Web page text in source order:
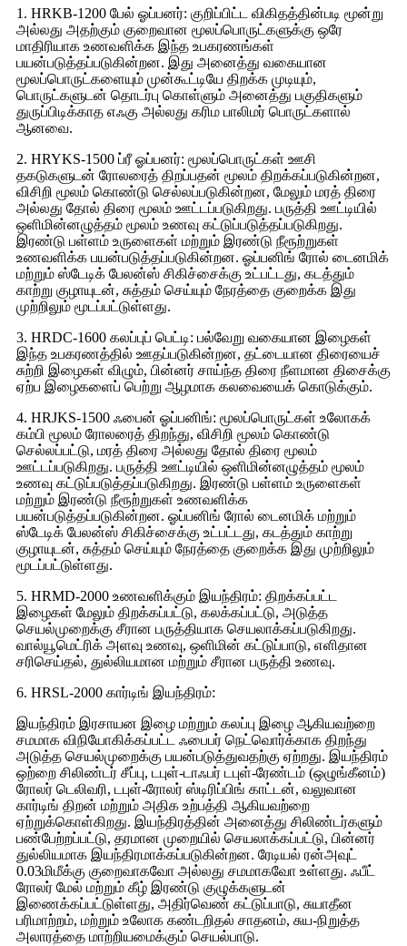
1. HRKB-1200 பேல் ஓப்பனர்: குறிப்பிட்ட விகிதத்தின்படி மூன்று
அல்லது அதற்கும் குறைவான மூலப்பொருட்களுக்கு ஒரே
மாதிரியாக உணவளிக்க இந்த உபகரணங்கள்
பயன்படுத்தப்படுகின்றன. இது அனைத்து வகையான
மூலப்பொருட்களையும் முன்கூட்டியே திறக்க முடியும்,
பொருட்களுடன் தொடர்பு கொள்ளும் அனைத்து பகுதிகளும்
துருப்பிடிக்காத எஃகு அல்லது கரிம பாலிமர் பொருட்களால்
ஆனவை.
2. HRYKS-1500 ப்ரீ ஓப்பனர்: மூலப்பொருட்கள் ஊசி
தகடுகளுடன் ரோலரைத் திறப்பதன் மூலம் திறக்கப்படுகின்றன,
விசிறி மூலம் கொண்டு செல்லப்படுகின்றன, மேலும் மரத் திரை
அல்லது தோல் திரை மூலம் ஊட்டப்படுகிறது. பருத்தி ஊட்டியில்
ஒளிமின்னழுத்தம் மூலம் உணவு கட்டுப்படுத்தப்படுகிறது.
இரண்டு பள்ளம் உருளைகள் மற்றும் இரண்டு நீரூற்றுகள்
உணவளிக்க பயன்படுத்தப்படுகின்றன. ஓப்பனிங் ரோல் டைனமிக்
மற்றும் ஸ்டேடிக் பேலன்ஸ் சிகிச்சைக்கு உட்பட்டது, கடத்தும்
காற்று குழாயுடன், சுத்தம் செய்யும் நேரத்தை குறைக்க இது
முற்றிலும் மூடப்பட்டுள்ளது.
3. HRDC-1600 கலப்புப் பெட்டி: பல்வேறு வகையான இழைகள்
இந்த உபகரணத்தில் ஊதப்படுகின்றன, தட்டையான திரையைச்
சுற்றி இழைகள் விழும், பின்னர் சாய்ந்த திரை நீளமான திசைக்கு
ஏற்ப இழைகளைப் பெற்று ஆழமாக கலவையைக் கொடுக்கும்.
4. HRJKS-1500 ஃபைன் ஓப்பனிங்: மூலப்பொருட்கள் உலோகக்
கம்பி மூலம் ரோலரைத் திறந்து, விசிறி மூலம் கொண்டு
செல்லப்பட்டு, மரத் திரை அல்லது தோல் திரை மூலம்
ஊட்டப்படுகிறது. பருத்தி ஊட்டியில் ஒளிமின்னழுத்தம் மூலம்
உணவு கட்டுப்படுத்தப்படுகிறது. இரண்டு பள்ளம் உருளைகள்
மற்றும் இரண்டு நீரூற்றுகள் உணவளிக்க
பயன்படுத்தப்படுகின்றன. ஓப்பனிங் ரோல் டைனமிக் மற்றும்
ஸ்டேடிக் பேலன்ஸ் சிகிச்சைக்கு உட்பட்டது, கடத்தும் காற்று
குழாயுடன், சுத்தம் செய்யும் நேரத்தை குறைக்க இது முற்றிலும்
மூடப்பட்டுள்ளது.
5. HRMD-2000 உணவளிக்கும் இயந்திரம்: திறக்கப்பட்ட
இழைகள் மேலும் திறக்கப்பட்டு, கலக்கப்பட்டு, அடுத்த
செயல்முறைக்கு சீரான பருத்தியாக செயலாக்கப்படுகிறது.
வால்யூமெட்ரிக் அளவு உணவு, ஒளிமின் கட்டுப்பாடு, எளிதான
சரிசெய்தல், துல்லியமான மற்றும் சீரான பருத்தி உணவு.
6. HRSL-2000 கார்டிங் இயந்திரம்:
இயந்திரம் இரசாயன இழை மற்றும் கலப்பு இழை ஆகியவற்றை
சமமாக விநியோகிக்கப்பட்ட ஃபைபர் நெட்வொர்க்காக திறந்து
அடுத்த செயல்முறைக்கு பயன்படுத்துவதற்கு ஏற்றது. இயந்திரம்
ஒற்றை சிலிண்டர் சீப்பு, டபுள்-டாஃபர் டபுள்-ரேண்டம் (ஒழுங்கீனம்)
ரோலர் டெலிவரி, டபுள்-ரோலர் ஸ்டிரிப்பிங் காட்டன், வலுவான
கார்டிங் திறன் மற்றும் அதிக உற்பத்தி ஆகியவற்றை
ஏற்றுக்கொள்கிறது. இயந்திரத்தின் அனைத்து சிலிண்டர்களும்
பண்பேற்றப்பட்டு, தரமான முறையில் செயலாக்கப்பட்டு, பின்னர்
துல்லியமாக இயந்திரமாக்கப்படுகின்றன. ரேடியல் ரன்அவுட்
0.03மிமீக்கு குறைவாகவோ அல்லது சமமாகவோ உள்ளது. ஃபீட்
ரோலர் மேல் மற்றும் கீழ் இரண்டு குழுக்களுடன்
இணைக்கப்பட்டுள்ளது, அதிர்வெண் கட்டுப்பாடு, சுயாதீன
பரிமாற்றம், மற்றும் உலோக கண்டறிதல் சாதனம், சுய-நிறுத்த
அலாரத்தை மாற்றியமைக்கும் செயல்பாடு.